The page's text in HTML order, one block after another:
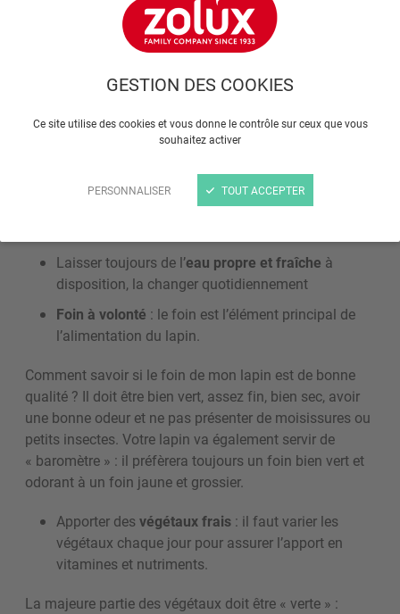
GESTION DES COOKIES
Ce site utilise des cookies et vous donne le contrôle sur ceux que vous
souhaitez activer
PERSONNALISER TOUT ACCEPTER
un tube digestif destiné à fonctionner en permanence et
doit avoir un régime alimentaire très riche en fibres. Les
graminées sont la base de son alimentation (foin ou
gourmand, qui aime se nourrir de plantes, de fruits et
légumes, de racines et d’écorces d’arbre.
2- Conseils généraux sur
l'alimentation du lapin
Laisser toujours de l’eau propre et fraîche à
disposition, la changer quotidiennement
Foin à volonté : le foin est l’élément principal de
l’alimentation du lapin.
Comment savoir si le foin de mon lapin est de bonne
qualité ? Il doit être bien vert, assez fin, bien sec, avoir
une bonne odeur et ne pas présenter de moisissures ou
petits insectes. Votre lapin va également servir de
« baromètre » : il préfèrera toujours un foin bien vert et
odorant à un foin jaune et grossier.
Apporter desvégétaux frais : il faut varier les
végétaux chaque jour pour assurer l’apport en
vitamines et nutriments.
La majeure partie des végétaux doit être « verte » :